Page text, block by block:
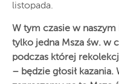
listopada.
W tym czasie w
tylko jedna Msza św. w
podczas której
– będzie głosił